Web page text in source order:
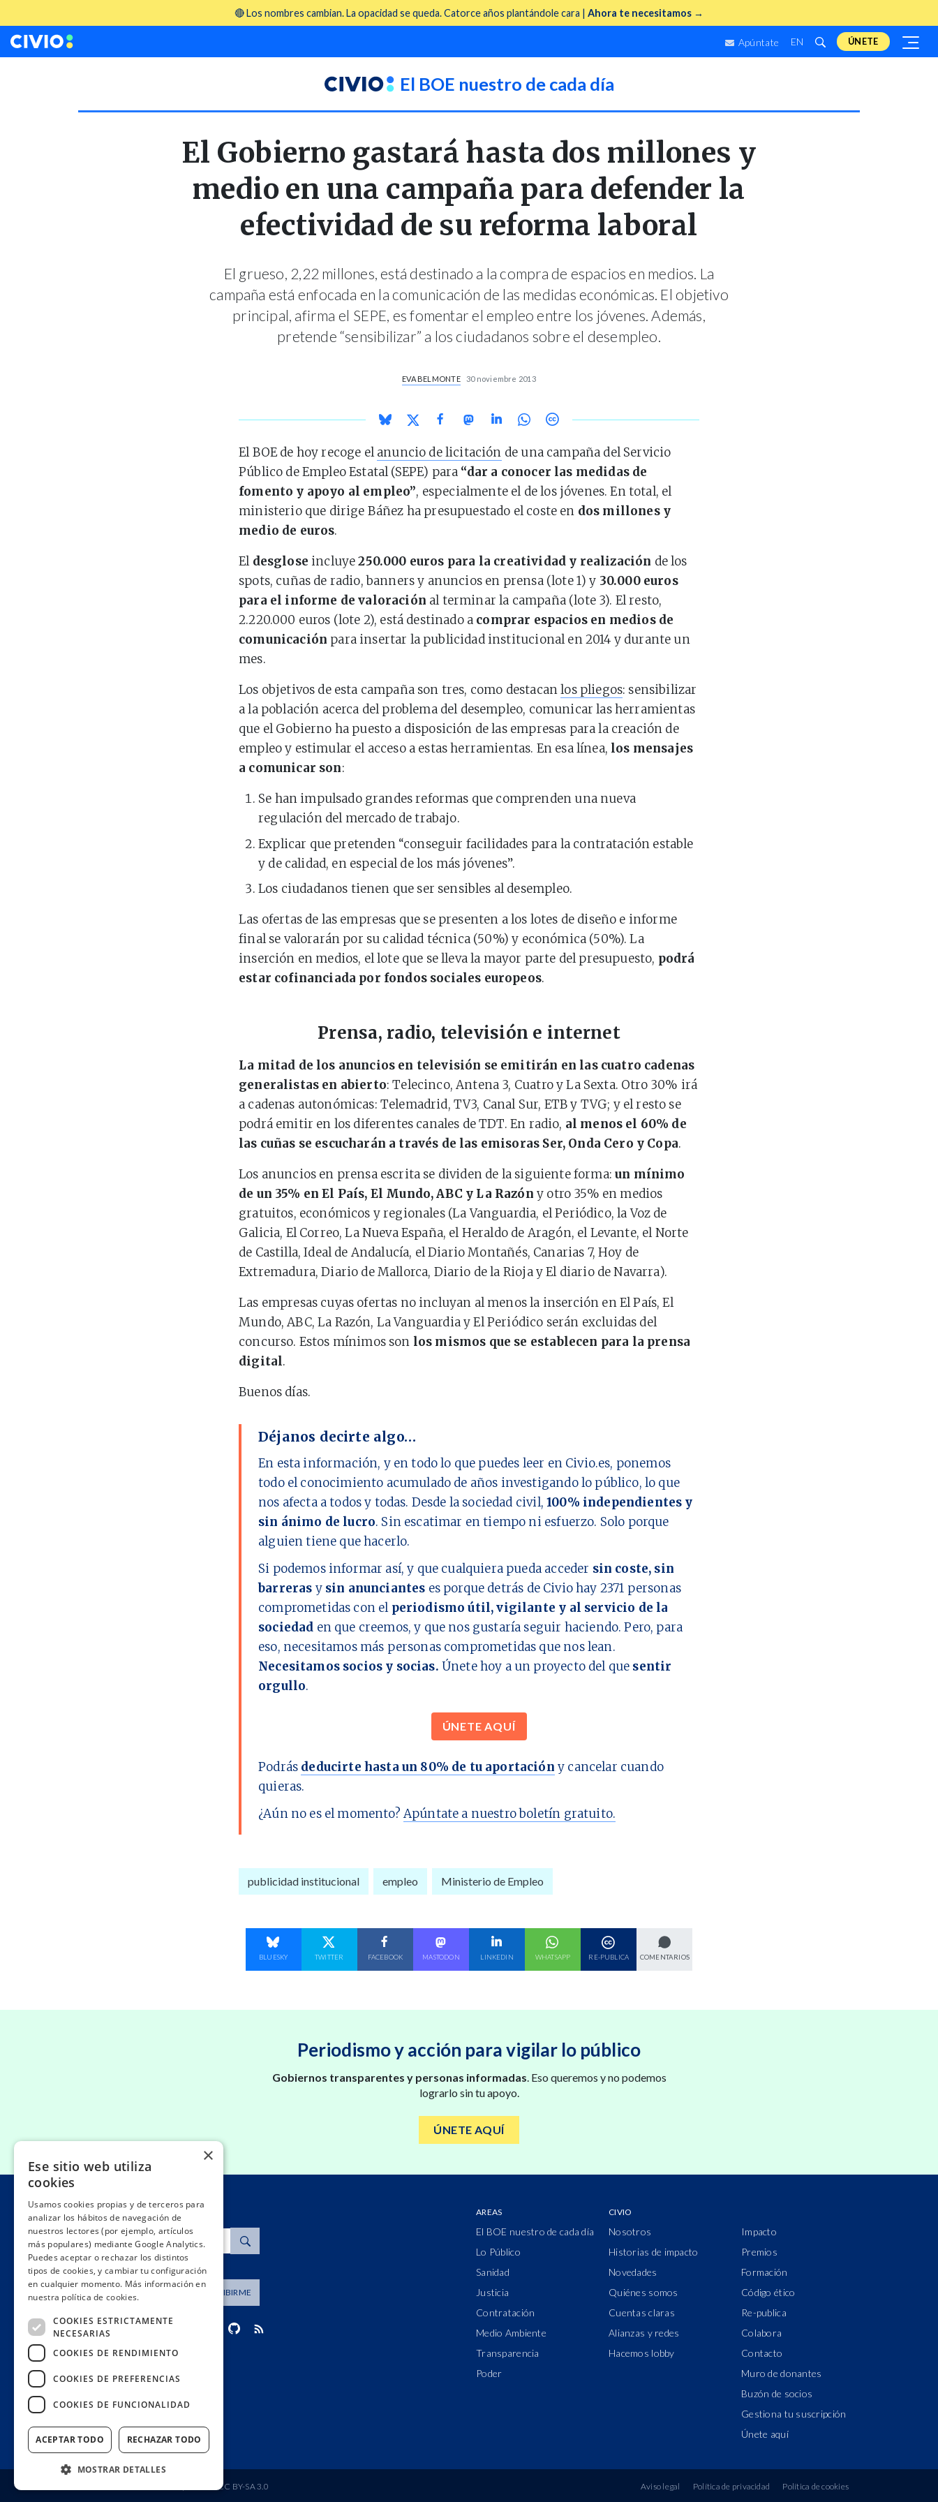
🔴 Los nombres cambian. La opacidad se queda. Catorce años plantándole cara | Ahora te necesitamos →
Apúntate EN ÚNETE
El BOE nuestro de cada día
El Gobierno gastará hasta dos millones y
medio en una campaña para defender la
efectividad de su reforma laboral
El grueso, 2,22 millones, está destinado a la compra de espacios en medios. La
campaña está enfocada en la comunicación de las medidas económicas. El objetivo
principal, afirma el SEPE, es fomentar el empleo entre los jóvenes. Además,
pretende “sensibilizar” a los ciudadanos sobre el desempleo.
EVA BELMONTE 30 noviembre 2013
El BOE de hoy recoge elanuncio de licitación de una campaña del Servicio
Público de Empleo Estatal (SEPE) para “dar a conocer las medidas de
fomento y apoyo al empleo”, especialmente el de los jóvenes. En total, el
ministerio que dirige Báñez ha presupuestado el coste en dos millones y
medio de euros.
El desglose incluye250.000 euros para la creatividad y realización de los
spots, cuñas de radio, banners y anuncios en prensa (lote 1) y 30.000 euros
para el informe de valoración al terminar la campaña (lote 3). El resto,
2.220.000 euros (lote 2), está destinado a comprar espacios en medios de
comunicación para insertar la publicidad institucional en 2014 y durante un
mes.
Los objetivos de esta campaña son tres, como destacanlos pliegos: sensibilizar
a la población acerca del problema del desempleo, comunicar las herramientas
que el Gobierno ha puesto a disposición de las empresas para la creación de
empleo y estimular el acceso a estas herramientas. En esa línea, los mensajes
a comunicar son:
Se han impulsado grandes reformas que comprenden una nueva
regulación del mercado de trabajo.
Explicar que pretenden “conseguir facilidades para la contratación estable
y de calidad, en especial de los más jóvenes”.
Los ciudadanos tienen que ser sensibles al desempleo.
Las ofertas de las empresas que se presenten a los lotes de diseño e informe
final se valorarán por su calidad técnica (50%) y económica (50%). La
inserción en medios, el lote que se lleva la mayor parte del presupuesto, podrá
estar cofinanciada por fondos sociales europeos.
Prensa, radio, televisión e internet
La mitad de los anuncios en televisión se emitirán en las cuatro cadenas
generalistas en abierto: Telecinco, Antena 3, Cuatro y La Sexta. Otro 30% irá
a cadenas autonómicas: Telemadrid, TV3, Canal Sur, ETB y TVG; y el resto se
podrá emitir en los diferentes canales de TDT. En radio, al menos el 60% de
las cuñas se escucharán a través de las emisoras Ser, Onda Cero y Copa.
Los anuncios en prensa escrita se dividen de la siguiente forma:un mínimo
de un 35% en El País, El Mundo, ABC y La Razón y otro 35% en medios
gratuitos, económicos y regionales (La Vanguardia, el Periódico, la Voz de
Galicia, El Correo, La Nueva España, el Heraldo de Aragón, el Levante, el Norte
de Castilla, Ideal de Andalucía, el Diario Montañés, Canarias 7, Hoy de
Extremadura, Diario de Mallorca, Diario de la Rioja y El diario de Navarra).
Las empresas cuyas ofertas no incluyan al menos la inserción en El País, El
Mundo, ABC, La Razón, La Vanguardia y El Periódico serán excluidas del
concurso. Estos mínimos son los mismos que se establecen para la prensa
digital.
Buenos días.
Déjanos decirte algo…
En esta información, y en todo lo que puedes leer en Civio.es, ponemos
todo el conocimiento acumulado de años investigando lo público, lo que
nos afecta a todos y todas. Desde la sociedad civil,100% independientes y
sin ánimo de lucro. Sin escatimar en tiempo ni esfuerzo. Solo porque
alguien tiene que hacerlo.
Si podemos informar así, y que cualquiera pueda acceder sin coste, sin
barreras y sin anunciantes es porque detrás de Civio hay 2371 personas
comprometidas con el periodismo útil, vigilante y al servicio de la
sociedad en que creemos, y que nos gustaría seguir haciendo. Pero, para
eso, necesitamos más personas comprometidas que nos lean.
Necesitamos socios y socias. Únete hoy a un proyecto del que sentir
orgullo.
ÚNETE AQUÍ
Podrás deducirte hasta un 80% de tu aportación y cancelar cuando
quieras.
¿Aún no es el momento? Apúntate a nuestro boletín gratuito.
publicidad institucional empleo Ministerio de Empleo
COMPARTE EN
BLUESKY
COMPARTE EN
TWITTER
COMPARTE EN
FACEBOOK
COMPARTE EN
MASTODON
COMPARTE EN
LINKEDIN
COMPARTE EN
WHATSAPP RE-PUBLICA COMENTARIOS
Periodismo y acción para vigilar lo público
Gobiernos transparentes y personas informadas . Eso queremos y no podemos
lograrlo sin tu apoyo.
ÚNETE AQUÍ
Buscar
Dirección de correo SUSCRIBIRME
contacto@civio.es
AREAS
El BOE nuestro de cada día
Lo Público
Sanidad
Justicia
Contratación
Medio Ambiente
Transparencia
Poder
CIVIO
Nosotros
Historias de impacto
Novedades
Quiénes somos
Cuentas claras
Alianzas y redes
Hacemos lobby
Impacto
Premios
Formación
Código ético
Re-publica
Colabora
Contacto
Muro de donantes
Buzón de socios
Gestiona tu suscripción
Únete aquí
CC BY-SA 3.0 Aviso legal Política de privacidad Política de cookies
×
Ese sitio web utiliza
cookies
Usamos cookies propias y de terceros para
analizar los hábitos de navegación de
nuestros lectores (por ejemplo, artículos
más populares) mediante Google Analytics.
Puedes aceptar o rechazar los distintos
tipos de cookies, y cambiar tu configuración
en cualquier momento. Más información en
nuestra política de cookies.
COOKIES ESTRICTAMENTE
NECESARIAS
COOKIES DE RENDIMIENTO
COOKIES DE PREFERENCIAS
COOKIES DE FUNCIONALIDAD
ACEPTAR TODO RECHAZAR TODO
MOSTRAR DETALLES